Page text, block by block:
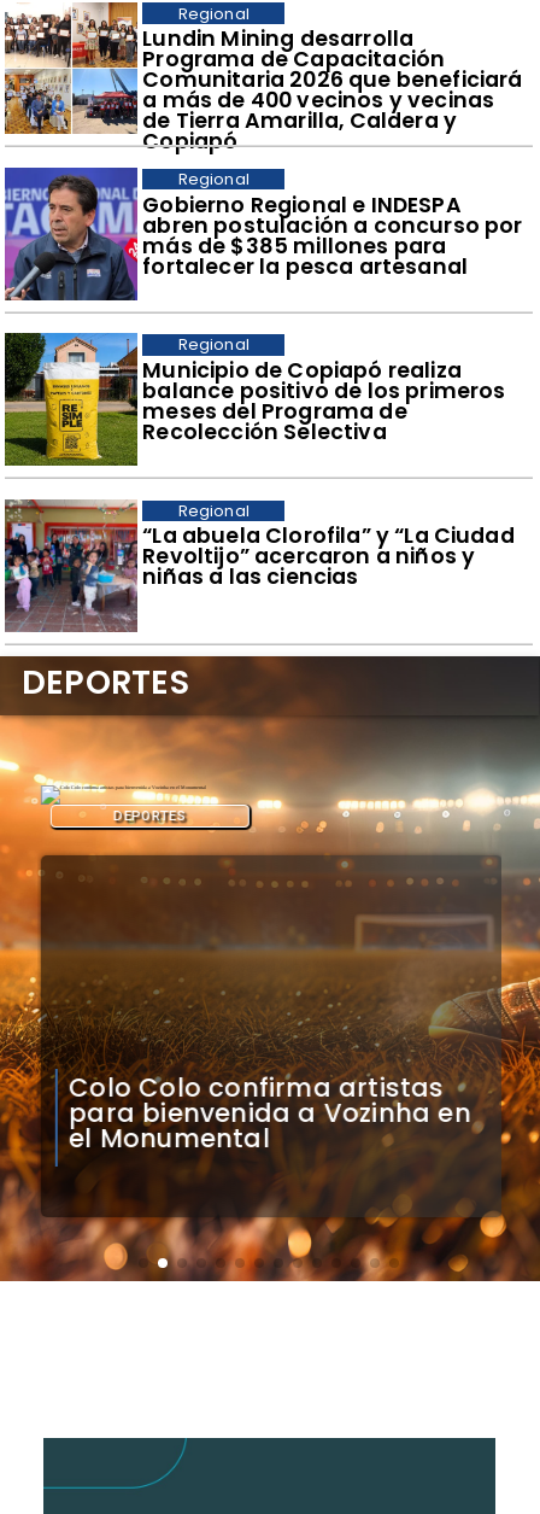
​Lundin Mining desarrolla
Programa de Capacitación
Comunitaria 2026 que beneficiará
a más de 400 vecinos y vecinas
de Tierra Amarilla, Caldera y
Copiapó
Regional
​Gobierno Regional e INDESPA
abren postulación a concurso por
más de $385 millones para
fortalecer la pesca artesanal
Regional
​Municipio de Copiapó realiza
balance positivo de los primeros
meses del Programa de
Recolección Selectiva
Regional
​“La abuela Clorofila” y “La Ciudad
Revoltijo” acercaron a niños y
niñas a las ciencias
Regional
Colo Colo confirma artistas
para bienvenida a Vozinha en
el Monumental
DEPORTES
DEPORTES